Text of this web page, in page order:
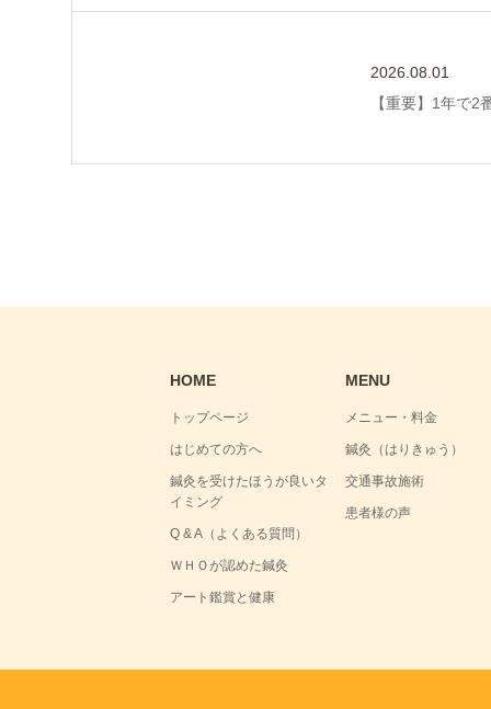
2026.08.01
【重要】1年で2
HOME
トップページ
はじめての方へ
鍼灸を受けたほうが良いタ
イミング
Q & A（よくある質問）
ＷＨＯが認めた鍼灸
アート鑑賞と健康
MENU
メニュー・料金
鍼灸（はりきゅう）
交通事故施術
患者様の声